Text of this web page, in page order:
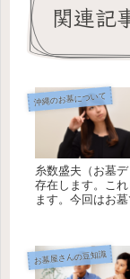
関連記
沖縄のお墓について
糸数盛夫（お墓
存在します。こ
ます。今回はお
お墓屋さんの豆知識